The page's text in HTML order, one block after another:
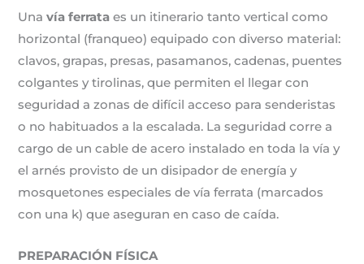
Unavía ferrata es un itinerario tanto vertical como
horizontal (franqueo) equipado con diverso material:
clavos, grapas, presas, pasamanos, cadenas, puentes
colgantes y tirolinas, que permiten el llegar con
seguridad a zonas de difícil acceso para senderistas
o no habituados a la escalada. La seguridad corre a
cargo de un cable de acero instalado en toda la vía y
el arnés provisto de un disipador de energía y
mosquetones especiales de vía ferrata (marcados
con una k) que aseguran en caso de caída.
PREPARACIÓN FÍSICA